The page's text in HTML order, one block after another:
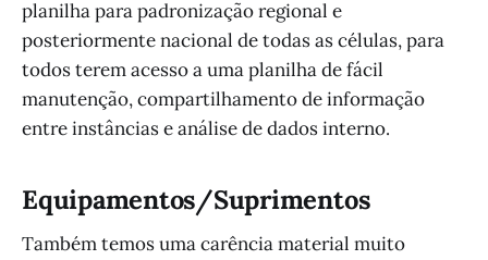
planilha para padronização regional e
posteriormente nacional de todas as células, para
todos terem acesso a uma planilha de fácil
manutenção, compartilhamento de informação
entre instâncias e análise de dados interno.
Equipamentos/Suprimentos
Também temos uma carência material muito